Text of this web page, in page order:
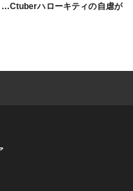
…Ctuberハローキティの自虐が